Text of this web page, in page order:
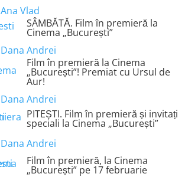
Ana Vlad
SÂMBĂTĂ. Film în premieră la
Cinema „București”
Dana Andrei
Film în premieră la Cinema
„București”! Premiat cu Ursul de
Aur!
Dana Andrei
PITEȘTI. Film în premieră și invitați
speciali la Cinema „București”
Dana Andrei
Film în premieră, la Cinema
„București” pe 17 februarie